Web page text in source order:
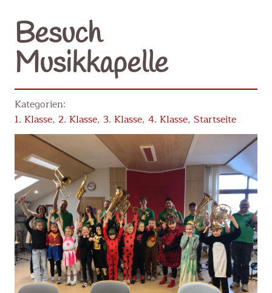
Besuch
Musikkapelle
1. Klasse, 2. Klasse, 3. Klasse, 4. Klasse, Startseite